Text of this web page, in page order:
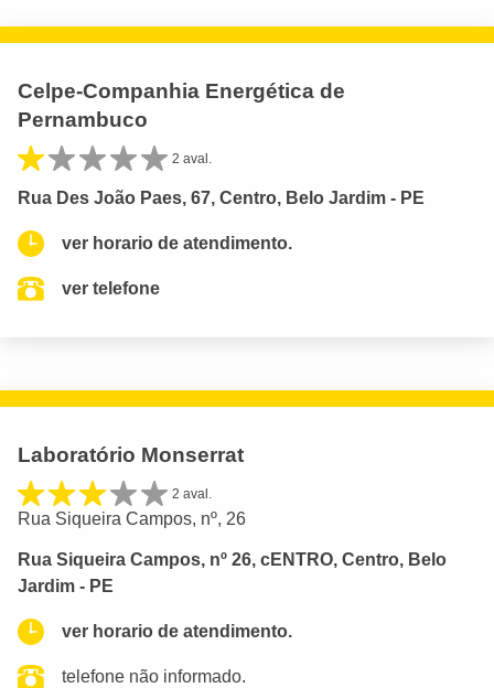
Celpe-Companhia Energética de
Pernambuco
2 aval.
Rua Des João Paes, 67, Centro, Belo Jardim - PE
ver horario de atendimento.
ver telefone
Laboratório Monserrat
2 aval.
Rua Siqueira Campos, nº, 26
Rua Siqueira Campos, nº 26, cENTRO, Centro, Belo
Jardim - PE
ver horario de atendimento.
telefone não informado.